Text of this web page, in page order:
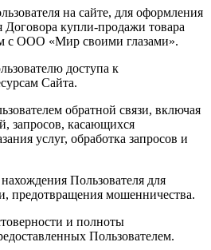
на сайте, для оформления
Договора купли-продажи товара
с ООО «Мир своими глазами».
доступа к
Сайта.
обратной связи, включая
запросов, касающихся
услуг, обработка запросов и
Пользователя для
предотвращения мошенничества.
и полноты
Пользователем.